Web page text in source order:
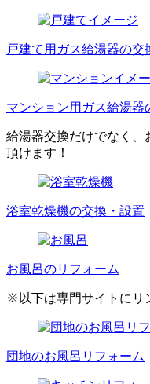
戸建て用ガス給湯器の交
マンション用ガス給湯器
給湯器交換だけでなく、
頂けます！
浴室乾燥機の交換・設置
お風呂のリフォーム
※以下は専門サイトにリ
団地のお風呂リフォーム